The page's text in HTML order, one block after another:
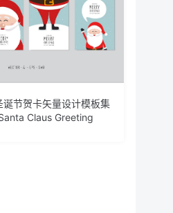
节贺卡矢量设计模板集
Claus Greeting